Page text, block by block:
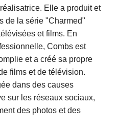
Elle a produit et
de la série "Charmed"
et films. En
Combs est
et a créé sa propre
films et de télévision.
dans des causes
sur les réseaux sociaux,
des photos et des